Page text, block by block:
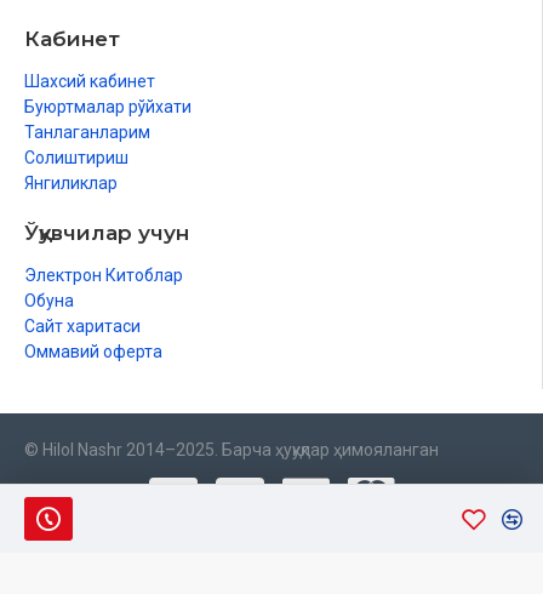
Кабинет
Шахсий кабинет
Буюртмалар рўйхати
Танлаганларим
Солиштириш
Янгиликлар
Ўқувчилар учун
Электрон Китоблар
Обуна
Сайт харитаси
Оммавий оферта
© Hilol Nashr 2014–2025. Барча ҳуқуқлар ҳимояланган